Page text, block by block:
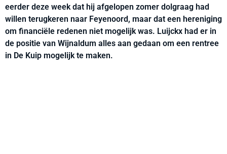
eerder deze week dat hij afgelopen zomer dolgraag had
willen terugkeren naar Feyenoord, maar dat een hereniging
om financiële redenen niet mogelijk was. Luijckx had er in
de positie van Wijnaldum alles aan gedaan om een rentree
in De Kuip mogelijk te maken.